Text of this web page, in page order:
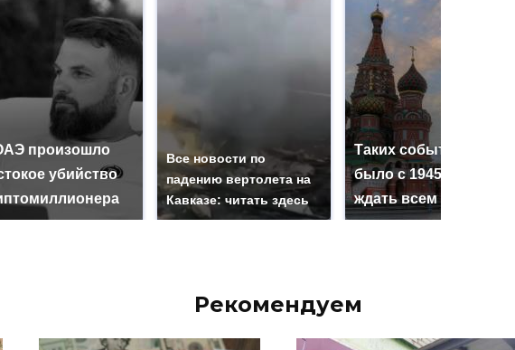
произошло
убийство
Все новости по
падению вертолета на
Кавказе: читать здесь
Таких событий не
было с 1945: чего
ждать всем нам?
Рекомендуем